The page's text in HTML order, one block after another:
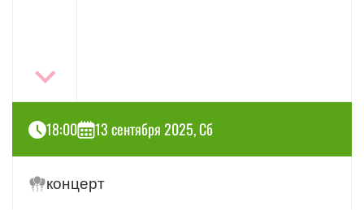
18:00 13 сентября 2025, Сб
концерт